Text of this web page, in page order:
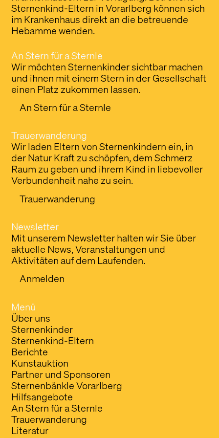
Mit unserem Newsletter halten wir Sie über
aktuelle News, Veranstaltungen und
Aktivitäten auf dem Laufenden.
Anmelden
Folgen Sie uns
Sternenkind-Eltern in Vorarlberg können sich
im Krankenhaus direkt an die betreuende
Hebamme wenden.
An Stern für a Sternle
Wir möchten Sternenkinder sichtbar machen
und ihnen mit einem Stern in der Gesellschaft
einen Platz zukommen lassen.
An Stern für a Sternle
Trauerwanderung
Wir laden Eltern von Sternenkindern ein, in
der Natur Kraft zu schöpfen, dem Schmerz
Raum zu geben und ihrem Kind in liebevoller
Verbundenheit nahe zu sein.
Trauerwanderung
Newsletter
Mit unserem Newsletter halten wir Sie über
aktuelle News, Veranstaltungen und
Aktivitäten auf dem Laufenden.
Anmelden
Menü
Über uns
Sternenkinder
Sternenkind-Eltern
Berichte
Kunstauktion
Partner und Sponsoren
Sternenbänkle Vorarlberg
Hilfsangebote
An Stern für a Sternle
Trauerwanderung
Literatur